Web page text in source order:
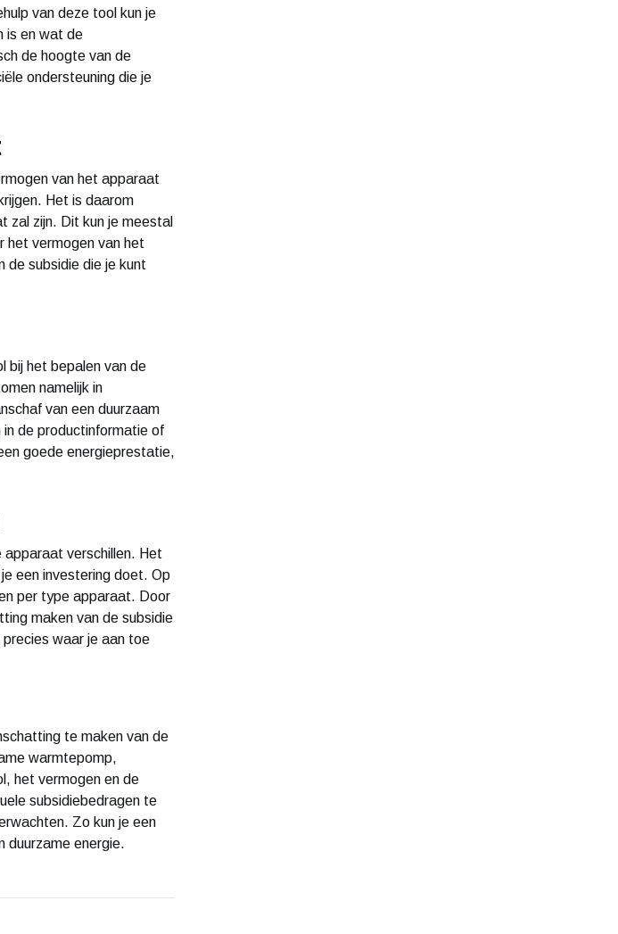
van deze tool kun je
is en wat de
de hoogte van de
ondersteuning die je
van het apparaat
Het is daarom
zal zijn. Dit kun je meestal
het vermogen van het
de subsidie die je kunt
bij het bepalen van de
namelijk in
van een duurzaam
de productinformatie of
goede energieprestatie,
verschillen. Het
een investering doet. Op
per type apparaat. Door
maken van de subsidie
waar je aan toe
te maken van de
warmtepomp,
het vermogen en de
subsidiebedragen te
Zo kun je een
duurzame energie.